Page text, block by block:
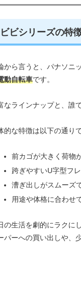
ビビシリーズの特
から言うと、パナソニ
動自転車です。
なラインナップと、誰
的な特徴は以下の通りで
前カゴが大きく荷物
跨ぎやすいU字型フ
漕ぎ出しがスムーズ
用途や体格に合わせ
の生活を劇的にラクに
パーへの買い出しや、